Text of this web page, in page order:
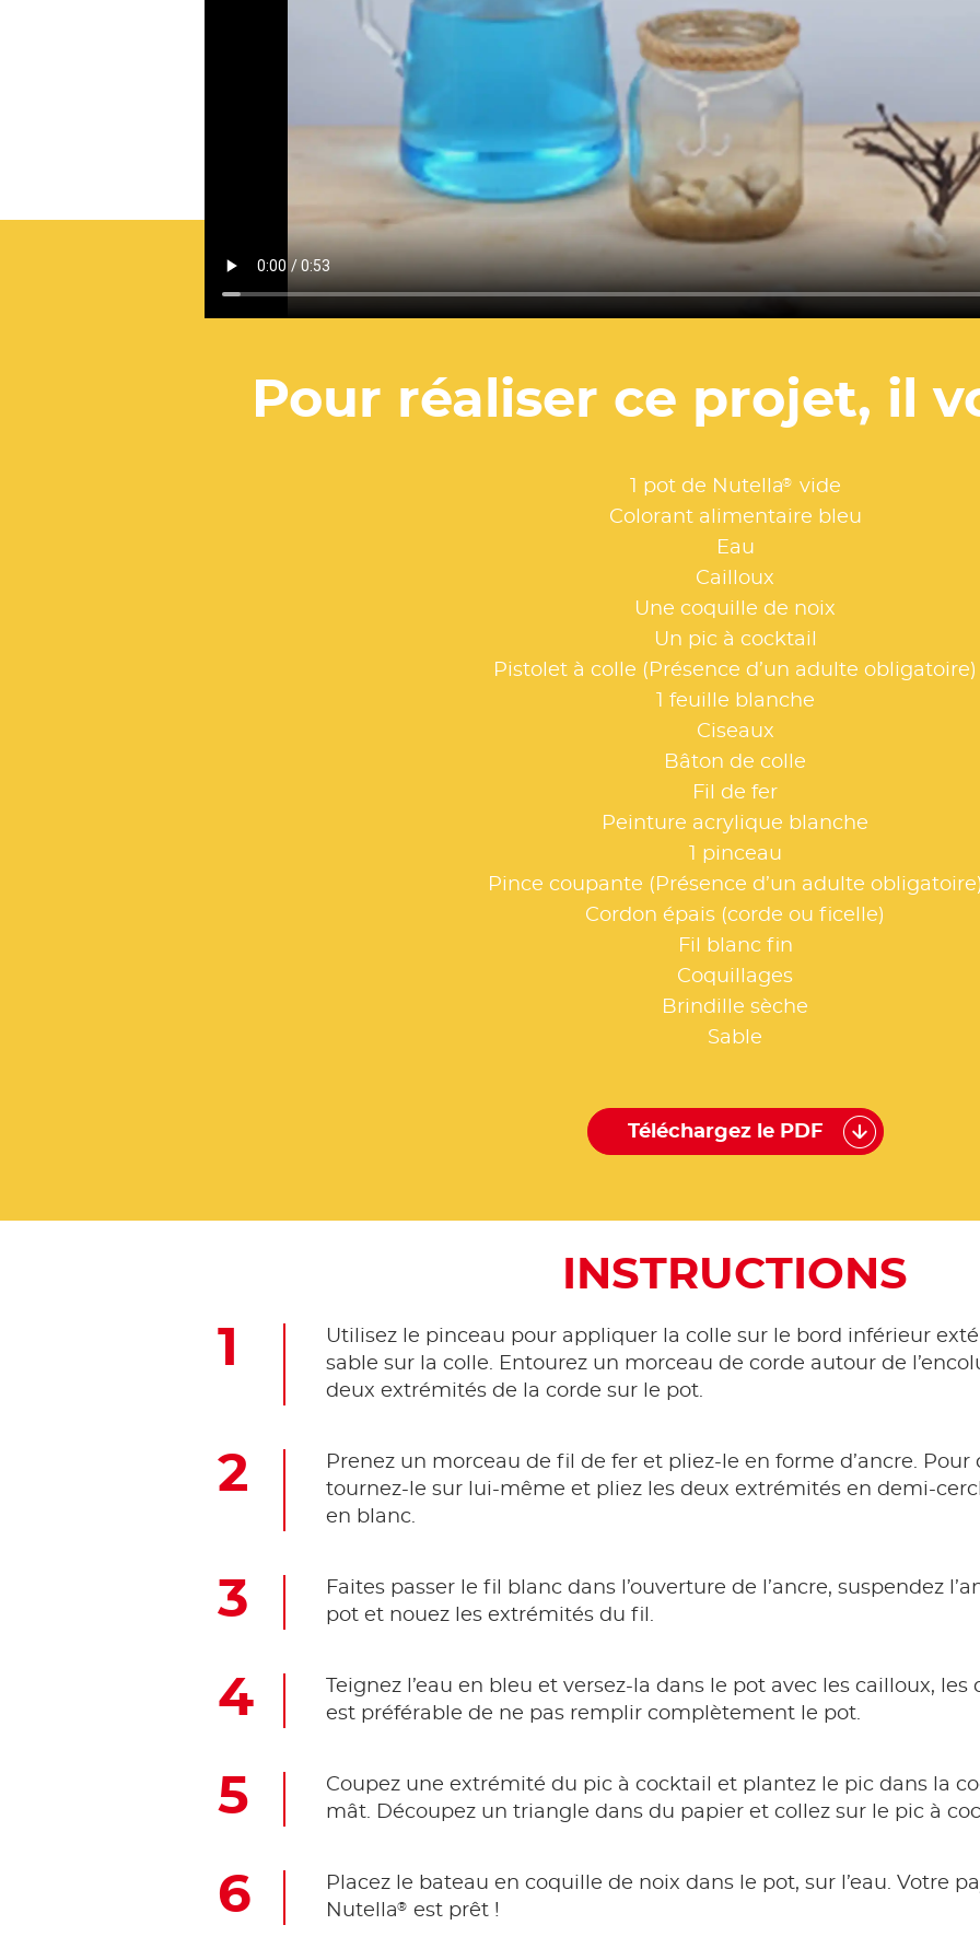
Pour réaliser ce projet, il
1 pot de Nutella®
vide
Colorant alimentaire bleu
Eau
Cailloux
Une coquille de noix
Un pic à cocktail
Pistolet à colle (Présence d’un adulte obligatoire)
1 feuille blanche
Ciseaux
Bâton de colle
Fil de fer
Peinture acrylique blanche
1 pinceau
Pince coupante (Présence d’un adulte
Cordon épais (corde ou ficelle)
Fil blanc fin
Coquillages
Brindille sèche
Sable
Téléchargez le PDF
INSTRUCTIONS
Utilisez le pinceau pour appliquer la colle sur le bord inférieur
sable sur la colle. Entourez un morceau de corde autour de
deux extrémités de la corde sur le pot.
Prenez un morceau de fil de fer et pliez-le en forme d’ancre.
tournez-le sur lui-même et pliez les deux extrémités en demi-
en blanc.
Faites passer le fil blanc dans l’ouverture de l’ancre, suspendez
pot et nouez les extrémités du fil.
Teignez l’eau en bleu et versez-la dans le pot avec les cailloux,
est préférable de ne pas remplir complètement le pot.
Coupez une extrémité du pic à cocktail et plantez le pic dans la
mât. Découpez un triangle dans du papier et collez sur le pic à
Placez le bateau en coquille de noix dans le pot, sur l’eau. Votre
Nutella® est prêt !